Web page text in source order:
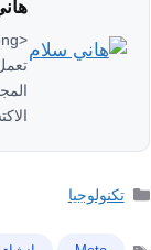
التصنيفات
تكنولوجيا